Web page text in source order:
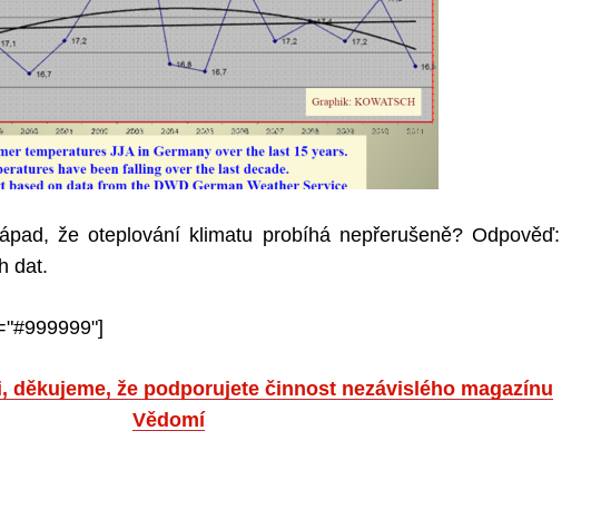
že oteplování klimatu probíhá nepřerušeně? Odpověď:
dat.
děkujeme, že podporujete činnost nezávislého magazínu
Vědomí